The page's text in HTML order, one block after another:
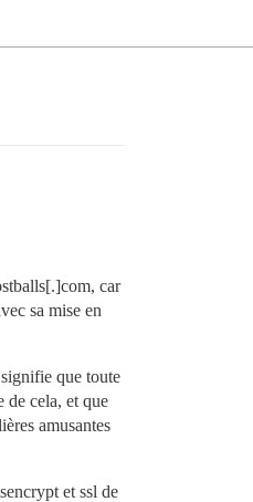
car
sa mise en
que toute
de cela, et que
amusantes
et ssl de